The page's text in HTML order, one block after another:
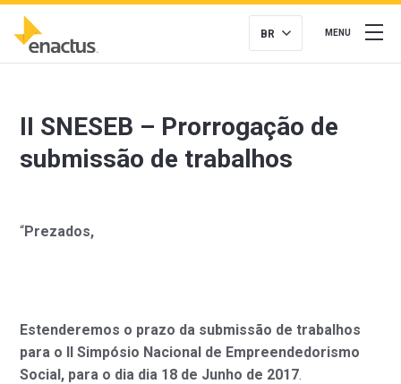
MENU
BR
II SNESEB – Prorrogação de
submissão de trabalhos
“Prezados,
Estenderemos o prazo da submissão de trabalhos
para o II Simpósio Nacional de Empreendedorismo
Social, para o dia dia 18 de Junho de 2017.